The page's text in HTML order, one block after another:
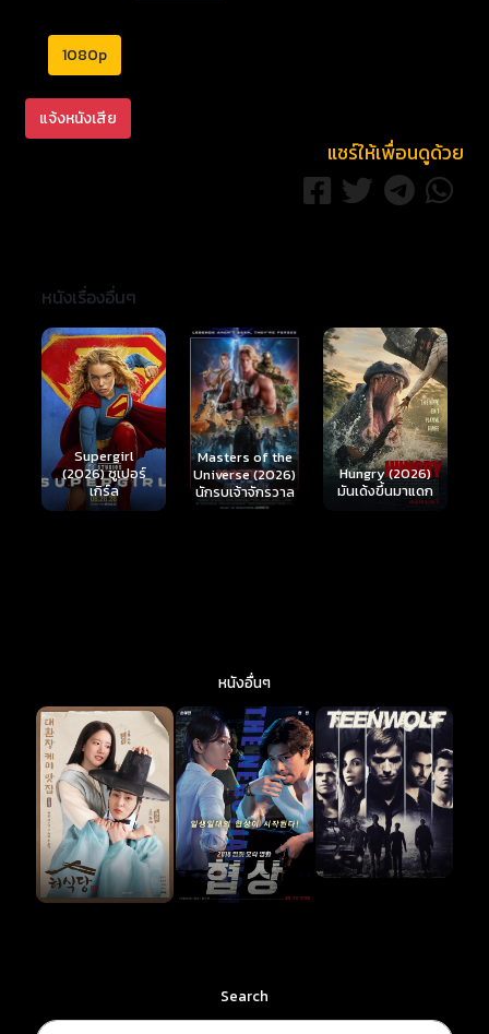
1080p
แจ้งหนังเสีย
แชร์ให้เพื่อนดูด้วย
หนังเรื่องอื่นๆ
Masters of the
Universe (2026)
นักรบเจ้าจักรวาล
Hungry (2026)
มันเด้งขึ้นมาแดก
Ready or Not 2:
Here I Come
(2026) เกมพร้อม
ตาย 2
หนังอื่นๆ
Search